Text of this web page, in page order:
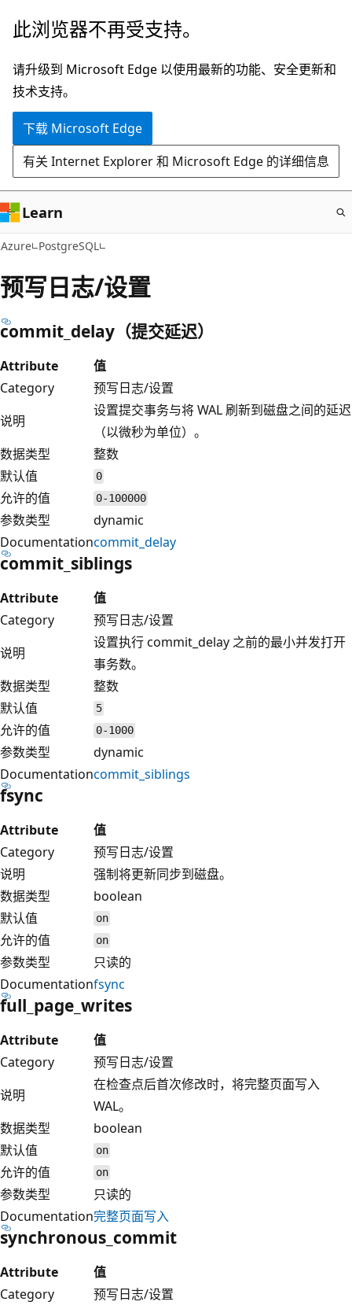
跳
主
要
内
此浏览器不再受支持。
请升级到 Microsoft Edge 以使用最新的功能、安全更新和
技术支持。
下载 Microsoft Edge
有关 Internet Explorer 和 Microsoft Edge 的详细信息
Learn
Azure PostgreSQL
预写日志/设置
commit_delay（提交延迟）
Attribute
值
Category
预写日志/设置
说明
设置提交事务与将 WAL 刷新到磁盘之间的延迟
（以微秒为单位）。
数据类型
整数
默认值
0
允许的值 0-100000
参数类型
dynamic
Documentationcommit_delay
commit_siblings
Attribute
值
Category
预写日志/设置
说明
设置执行 commit_delay 之前的最小并发打开
事务数。
数据类型
整数
默认值
5
允许的值 0-1000
参数类型
dynamic
Documentationcommit_siblings
fsync
Attribute
值
Category
预写日志/设置
说明
强制将更新同步到磁盘。
数据类型
boolean
默认值
on
允许的值 on
参数类型
只读的
Documentationfsync
full_page_writes
Attribute
值
Category
预写日志/设置
说明
在检查点后首次修改时，将完整页面写入
WAL。
数据类型
boolean
默认值
on
允许的值 on
参数类型
只读的
Documentation完整页面写入
synchronous_commit
Attribute
值
Category
预写日志/设置